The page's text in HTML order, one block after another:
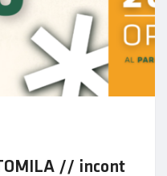
// incont